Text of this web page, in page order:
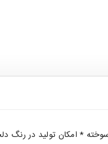
تولید در رنگ